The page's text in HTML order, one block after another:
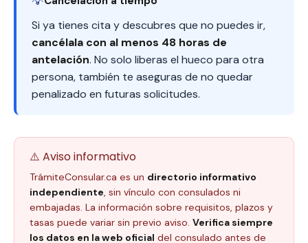
Si ya tienes cita y descubres que no puedes ir,
cancélala con al menos 48 horas de
antelación. No solo liberas el hueco para otra
persona, también te aseguras de no quedar
penalizado en futuras solicitudes.
⚠️ Aviso informativo
TrámiteConsular.ca es un directorio informativo
independiente, sin vínculo con consulados ni
embajadas. La información sobre requisitos, plazos y
tasas puede variar sin previo aviso. Verifica siempre
los datos en la web oficial del consulado antes de